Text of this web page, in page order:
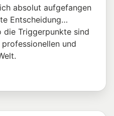
absolut aufgefangen
Entscheidung…
die Triggerpunkte sind
und